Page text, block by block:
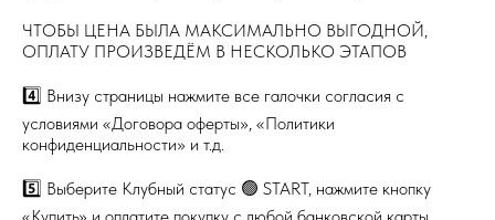
ЧТОБЫ ЦЕНА БЫЛА МАКСИМАЛЬНО ВЫГОДНОЙ,
ОПЛАТУ ПРОИЗВЕДЁМ В НЕСКОЛЬКО ЭТАПОВ
4️⃣ Внизу страницы нажмите все галочки согласия с
условиями «Договора оферты», «Политики
конфиденциальности» и т.д.
5️⃣ Выберите Клубный статус 🟢 START, нажмите кнопку